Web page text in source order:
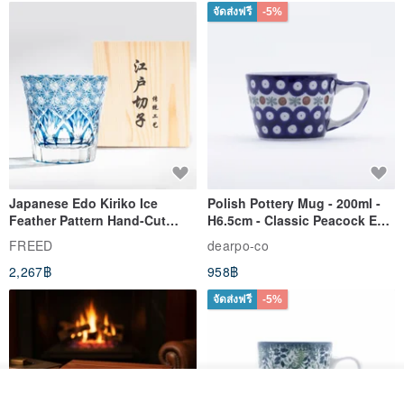
Japanese Edo Kiriko Ice
Feather Pattern Hand-Cut
Whisky Glass - Blue Engraved
Gift for Dad
FREED
2,267฿
จัดส่งฟรี -5%
Polish Pottery Mug - 200ml -
H6.5cm - Classic Peacock Eye
& Dragonfly
dearpo-co
958฿
จัดส่งฟรี -5%